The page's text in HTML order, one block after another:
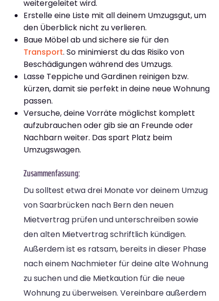
weitergeleitet wird.
Erstelle eine Liste mit all deinem Umzugsgut, um
den Überblick nicht zu verlieren.
Baue Möbel ab und sichere sie für den
Transport. So minimierst du das Risiko von
Beschädigungen während des Umzugs.
Lasse Teppiche und Gardinen reinigen bzw.
kürzen, damit sie perfekt in deine neue Wohnung
passen.
Versuche, deine Vorräte möglichst komplett
aufzubrauchen oder gib sie an Freunde oder
Nachbarn weiter. Das spart Platz beim
Umzugswagen.
Zusammenfassung:
Du solltest etwa drei Monate vor deinem Umzug
von Saarbrücken nach Bern den neuen
Mietvertrag prüfen und unterschreiben sowie
den alten Mietvertrag schriftlich kündigen.
Außerdem ist es ratsam, bereits in dieser Phase
nach einem Nachmieter für deine alte Wohnung
zu suchen und die Mietkaution für die neue
Wohnung zu überweisen. Vereinbare außerdem